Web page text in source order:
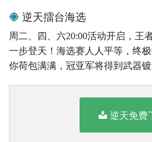
逆天擂台海选
周二、四、六20:00活动开启，王
一步登天！海选赛人人平等，终
你荷包满满，冠亚军将得到武器镀
逆天免费